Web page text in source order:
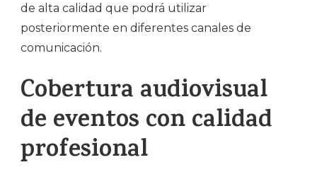
de alta calidad que podrá utilizar
posteriormente en diferentes canales de
comunicación.
Cobertura audiovisual
de eventos con calidad
profesional